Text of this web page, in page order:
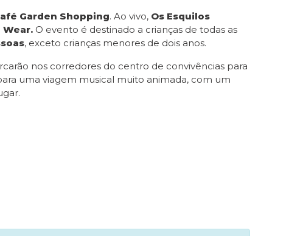
Garden Shopping. Ao vivo, Os Esquilos
Wear. O evento é destinado a crianças de todas as
, exceto crianças menores de dois anos.
nos corredores do centro de convivências para
uma viagem musical muito animada, com um